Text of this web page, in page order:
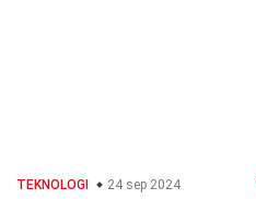
TEKNOLOGI 24 sep 2024